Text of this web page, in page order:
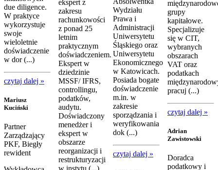
due diligence.
W praktyce
wykorzystuje
swoje
wieloletnie
doświadczenie
w dor (...)
czytaj dalej »
Mariusz
Kuciński
Partner
Zarządzający
PKF, Biegły
rewident
ekspert z
zakresu
rachunkowości
z ponad 25
letnim
praktycznym
doświadczeniem.
Ekspert w
dziedzinie
MSSF/ IFRS,
controllingu,
podatków,
audytu.
Doświadczony
menedżer i
ekspert w
obszarze
reorganizacji i
restrukturyzacji
w instytu (...)
Wydziału
Prawa i
Administracji
Uniwersytetu
Śląskiego oraz
Uniwersytetu
Ekonomicznego
w Katowicach.
Posiada bogate
doświadczenie
m.in. w
zakresie
sporządzania i
weryfikowania
dok (...)
czytaj dalej »
grupy
kapitałowe.
Specjalizuje
się w CIT,
wybranych
obszarach
VAT oraz
podatkach
pracuj (...)
czytaj dalej »
Adrian
Zawistowski
Doradca
podatkowy i